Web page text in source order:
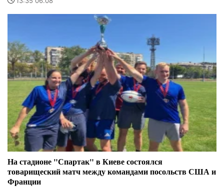
На стадионе "Спартак" в Киеве состоялся
товарищеский матч между командами посольств США и
Франции